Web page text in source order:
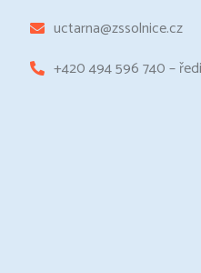
uctarna@zssolnice.cz
+420 494 596 740 –